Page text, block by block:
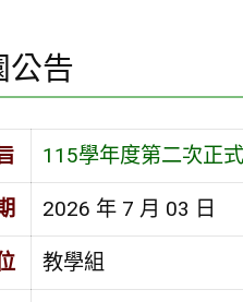
公告
115學年度第二次正
2026 年 7 月 03 日
教學組